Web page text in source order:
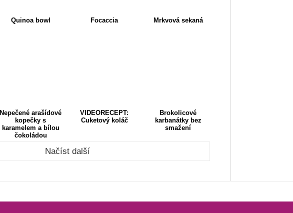
Quinoa bowl Focaccia Mrkvová sekaná
Nepečené arašídové
kopečky s
karamelem a bílou
čokoládou
VIDEORECEPT:
Cuketový koláč
Brokolicové
karbanátky bez
smažení
Načíst další